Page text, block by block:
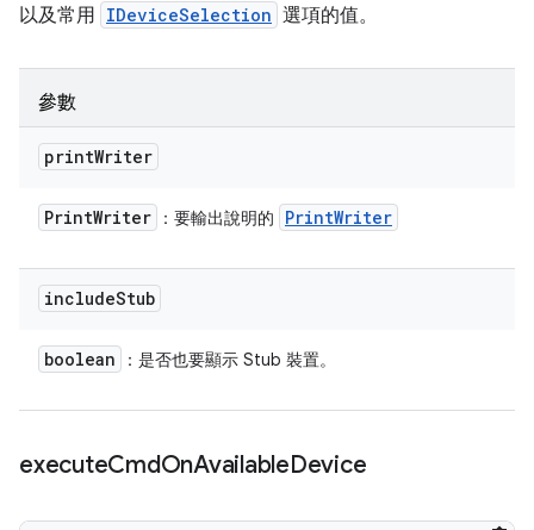
以及常用 IDeviceSelection 選項的值。
參數
printWriter
PrintWriter ：要輸出說明的 PrintWriter
includeStub
boolean ：是否也要顯示 Stub 裝置。
executeCmdOnAvailableDevice